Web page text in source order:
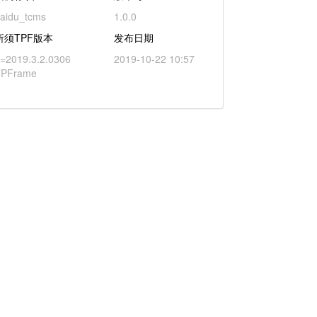
1.0.0
须TPF版本
发布日期
2019-10-22 10:57